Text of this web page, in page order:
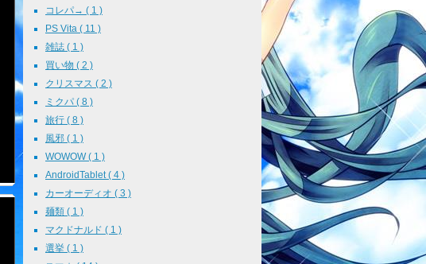
コレパ→ ( 1 )
PS Vita ( 11 )
雑誌 ( 1 )
買い物 ( 2 )
クリスマス ( 2 )
ミクパ ( 8 )
旅行 ( 8 )
風邪 ( 1 )
WOWOW ( 1 )
AndroidTablet ( 4 )
カーオーディオ ( 3 )
麺類 ( 1 )
マクドナルド ( 1 )
選挙 ( 1 )